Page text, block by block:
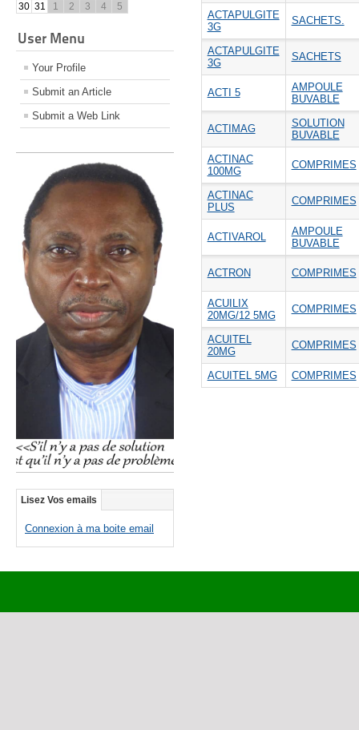
30 31 1 2 3 4 5
User Menu
Your Profile
Submit an Article
Submit a Web Link
Lisez Vos emails
Connexion à ma boite email
ACTAPULGITE
3G
SACHETS.
ACTAPULGITE
3G
SACHETS
ACTI 5
AMPOULE
BUVABLE
ACTIMAG
SOLUTION
BUVABLE
ACTINAC
100MG
COMPRIMES
ACTINAC
PLUS
COMPRIMES
ACTIVAROL
AMPOULE
BUVABLE
ACTRON COMPRIMES
ACUILIX
20MG/12 5MG
COMPRIMES
ACUITEL
20MG
COMPRIMES
ACUITEL 5MG COMPRIMES